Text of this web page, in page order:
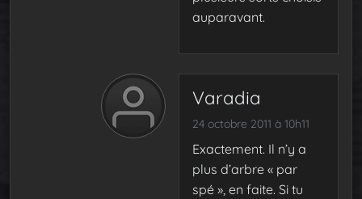
auparavant.
Varadia
24 octobre 2011 à 10h11
Exactement. Il n’y a
plus d’arbre « par
spé », en faite. Si tu